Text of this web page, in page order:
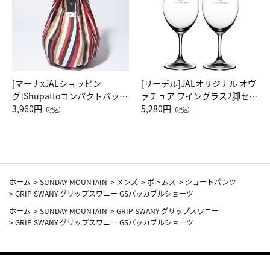
[マーナxJALショッピン
グ]Shupattoコンパクトバッグ
Drop JAL客室乗務員（LC）ス
3,960円 （税込）
[リーデル]JALオリジナル オヴ
ァチュア ワイングラス2脚セッ
ト（レッドワイン）
5,280円 （税込）
ホーム >SUNDAY MOUNTAIN > メンズ > ボトムス > ショートパンツ
>GRIP SWANY グリップスワニー GSパッカブルショーツ
ホーム >SUNDAY MOUNTAIN >GRIP SWANY グリップスワニー
>GRIP SWANY グリップスワニー GSパッカブルショーツ